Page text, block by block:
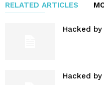
RELATED ARTICLES
Hacked by
Hacked by